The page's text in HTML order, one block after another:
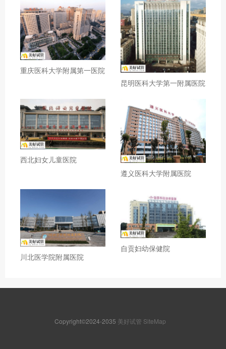
重庆医科大学附属第一医院
昆明医科大学第一附属医院
西北妇女儿童医院
遵义医科大学附属医院
川北医学院附属医院
自贡妇幼保健院
Copyright©2024-2035 美好试管 SiteMap